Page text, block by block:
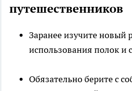
путешественников
Заранее изучите новый
использования полок и
Обязательно берите с